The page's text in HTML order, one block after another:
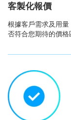
客製化報價
根據客戶需求及用
否符合您期待的價格